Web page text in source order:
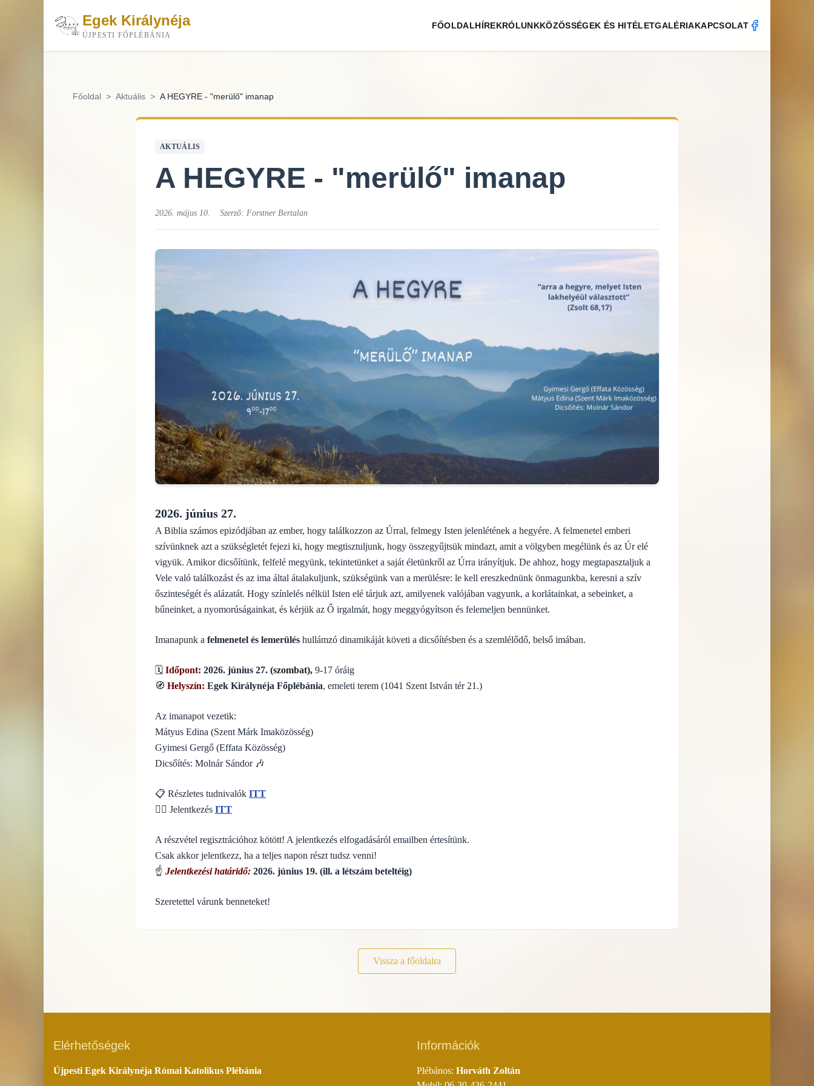
Egek Királynéja
ÚJPESTI FŐPLÉBÁNIA
FŐOLDALHÍREKRÓLUNKKÖZÖSSÉGEK ÉS HITÉLETGALÉRIAKAPCSOLAT
Főoldal > Aktuális > A HEGYRE - "merülő" imanap
AKTUÁLIS
A HEGYRE - "merülő" imanap
2026. május 10. Szerző: Forstner Bertalan
2026. június 27.
A Biblia számos epizódjában az ember, hogy találkozzon az Úrral, felmegy Isten jelenlétének a hegyére. A felmenetel emberi
szívünknek azt a szükségletét fejezi ki, hogy megtisztuljunk, hogy összegyűjtsük mindazt, amit a völgyben megélünk és az Úr elé
vigyük. Amikor dicsőítünk, felfelé megyünk, tekintetünket a saját életünkről az Úrra irányítjuk. De ahhoz, hogy megtapasztaljuk a
Vele való találkozást és az ima által átalakuljunk, szükségünk van a merülésre: le kell ereszkednünk önmagunkba, keresni a szív
őszinteségét és alázatát. Hogy színlelés nélkül Isten elé tárjuk azt, amilyenek valójában vagyunk, a korlátainkat, a sebeinket, a
bűneinket, a nyomorúságainkat, és kérjük az Ő irgalmát, hogy meggyógyítson és felemeljen bennünket.
Imanapunk a felmenetel és lemerülés hullámzó dinamikáját követi a dicsőítésben és a szemlélődő, belső imában.
🗓️ Időpont: 2026. június 27. (szombat), 9-17 óráig
🧭 Helyszín: Egek Királynéja Főplébánia, emeleti terem (1041 Szent István tér 21.)
Az imanapot vezetik:
Mátyus Edina (Szent Márk Imaközösség)
Gyimesi Gergő (Effata Közösség)
Dicsőítés: Molnár Sándor 🎶
📋 Részletes tudnivalók ITT
🙋‍♂️ Jelentkezés ITT
A részvétel regisztrációhoz kötött! A jelentkezés elfogadásáról emailben értesítünk.
Csak akkor jelentkezz, ha a teljes napon részt tudsz venni!
☝️ Jelentkezési határidő: 2026. június 19. (ill. a létszám beteltéig)
Szeretettel várunk benneteket!
Vissza a főoldalra
Elérhetőségek
Újpesti Egek Királynéja Római Katolikus Plébánia
Információk
Plébános: Horváth Zoltán